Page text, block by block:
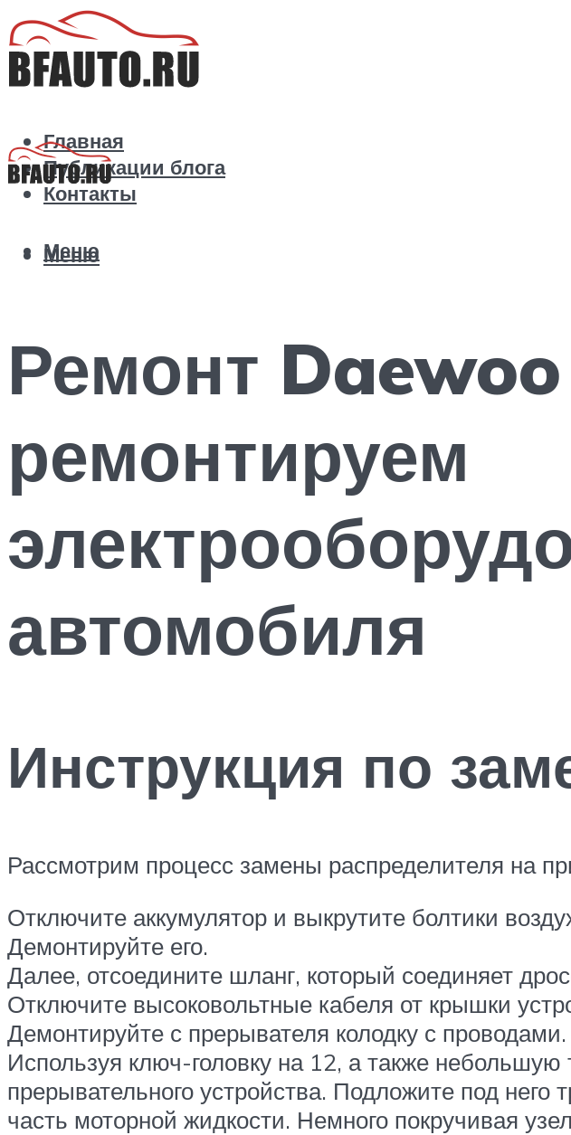
Главная
Публикации блога
Контакты
Меню
Меню
Ремонт
ремонтируем
автомобиля
Инструкция по
Рассмотрим процесс замены распределителя на
Отключите аккумулятор и выкрутите болтики
Демонтируйте его.
Далее, отсоедините шланг, который соединяет
Отключите высоковольтные кабеля от крышки
Демонтируйте с прерывателя колодку с проводами.
Используя ключ-головку на 12, а также
прерывательного устройства. Подложите под него
часть моторной жидкости. Немного покручивая